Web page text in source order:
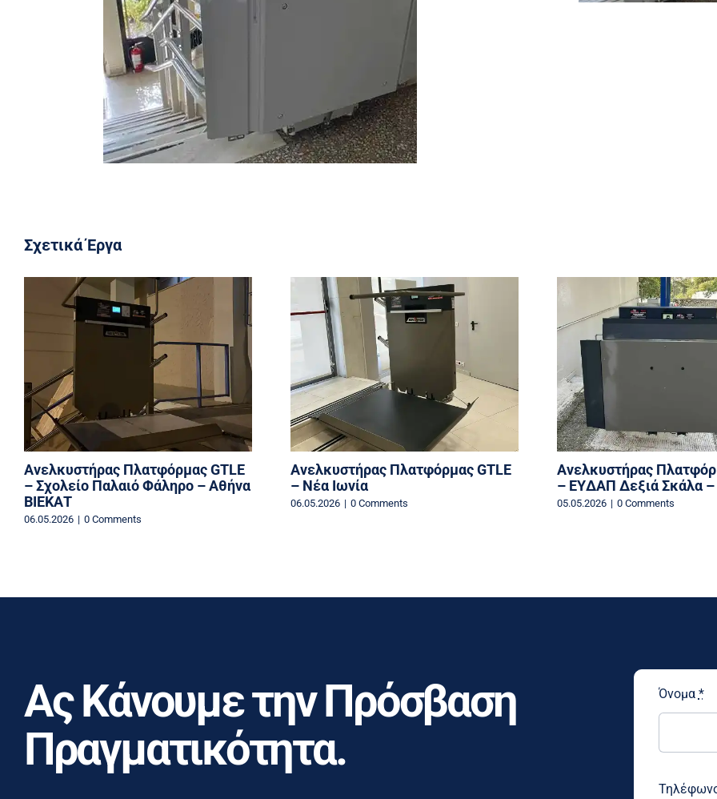
Σχετικά Έργα
Ανελκυστήρας Πλατφόρμας GTLE
– Σχολείο Παλαιό Φάληρο – Αθήνα
ΒΙΕΚΑΤ
06.05.2026 | 0 Comments
Ανελκυστήρας Πλατφόρμας GTLE
– Νέα Ιωνία
06.05.2026 | 0 Comments
Ανελκυστήρας
– EYΔΑΠ Δεξιά Σκάλα –
05.05.2026 | 0 Comments
Ας Κάνουμε την Πρόσβαση
Πραγματικότητα.
Όνομα *